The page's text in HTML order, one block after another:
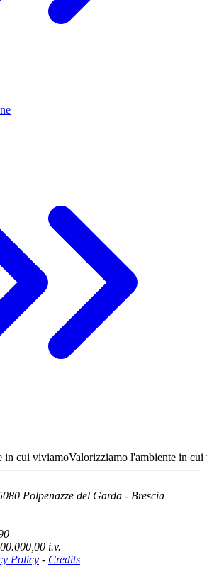
in cui viviamoValorizziamo l'ambiente in cui
Polpenazze del Garda - Brescia
i.v.
Policy - Credits